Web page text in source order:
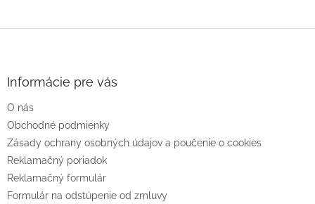
e
Informácie pre vás
O nás
Obchodné podmienky
Zásady ochrany osobných údajov a poučenie o cookies
Reklamačný poriadok
Reklamačný formulár
Formulár na odstúpenie od zmluvy